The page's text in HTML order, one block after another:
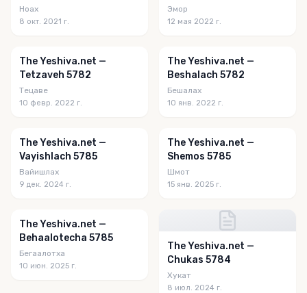
Ноах
8 окт. 2021 г.
Эмор
12 мая 2022 г.
The Yeshiva.net —
Tetzaveh 5782
Тецаве
10 февр. 2022 г.
The Yeshiva.net —
Beshalach 5782
Бешалах
10 янв. 2022 г.
The Yeshiva.net —
Vayishlach 5785
Вайишлах
9 дек. 2024 г.
The Yeshiva.net —
Shemos 5785
Шмот
15 янв. 2025 г.
The Yeshiva.net —
Behaalotecha 5785
Бегаалотха
10 июн. 2025 г.
The Yeshiva.net —
Chukas 5784
Хукат
8 июл. 2024 г.